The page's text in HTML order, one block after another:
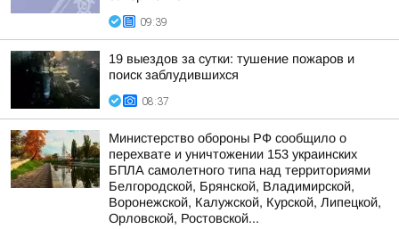
09:39
19 выездов за сутки: тушение пожаров и
поиск заблудившихся
08:37
Министерство обороны РФ сообщило о
перехвате и уничтожении 153 украинских
БПЛА самолетного типа над территориями
Белгородской, Брянской, Владимирской,
Воронежской, Калужской, Курской, Липецкой,
Орловской, Ростовской...